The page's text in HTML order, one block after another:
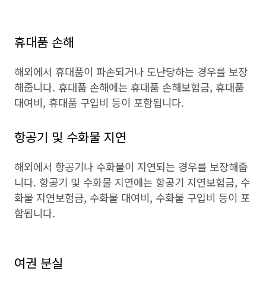
휴대품 손해
해외에서 휴대품이 파손되거나 도난당하는 경우를 보장
해줍니다. 휴대품 손해에는 휴대품 손해보험금, 휴대품
대여비, 휴대품 구입비 등이 포함됩니다.
항공기 및 수화물 지연
해외에서 항공기나 수화물이 지연되는 경우를 보장해줍
니다. 항공기 및 수화물 지연에는 항공기 지연보험금, 수
화물 지연보험금, 수화물 대여비, 수화물 구입비 등이 포
함됩니다.
여권 분실